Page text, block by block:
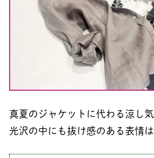
真夏のジャケットに代わる涼し
光沢の中にも抜け感のある表情は